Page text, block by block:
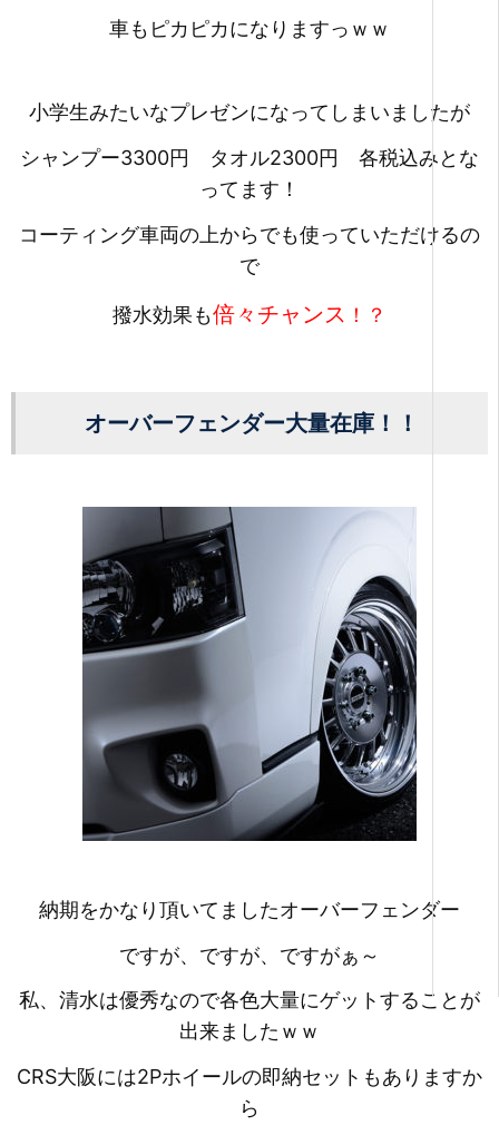
車もピカピカになりますっｗｗ
小学生みたいなプレゼンになってしまいましたが
シャンプー3300円 タオル2300円 各税込みとな
ってます！
コーティング車両の上からでも使っていただけるの
で
撥水効果も倍々チャンス ！？
オーバーフェンダー大量在庫！！
納期をかなり頂いてましたオーバーフェンダー
ですが、ですが、ですがぁ～
私、清水は優秀なので各色大量にゲットすることが
出来ましたｗｗ
CRS大阪には2Pホイールの即納セットもありますか
ら